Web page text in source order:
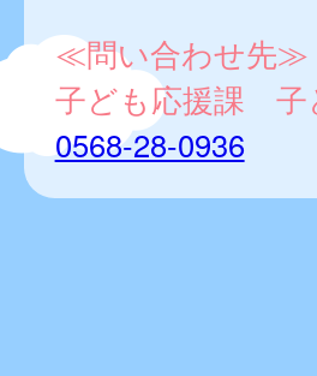
≪問い合わせ先≫
子ども応援課 子
0568-28-0936